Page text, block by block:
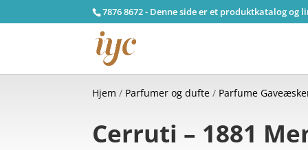
7876 8672 - Denne side er et produktkatalog
Hjem / Parfumer og dufte / Parfume
Cerruti – 1881